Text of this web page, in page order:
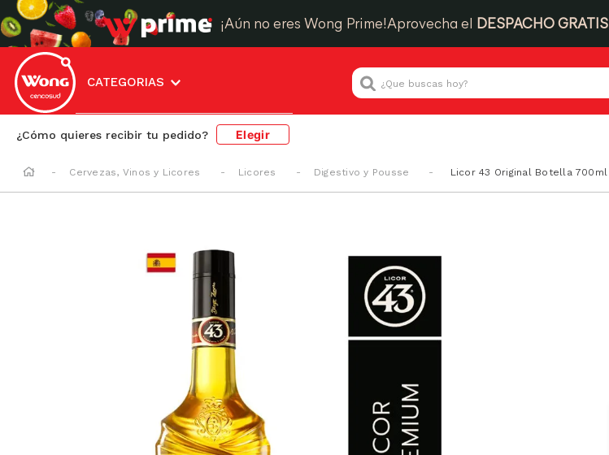
¡Aún no eres Wong Prime!Aprovecha el DESPACHO GRATIS
CATEGORIAS
¿Que buscas hoy?
¿Cómo quieres recibir tu pedido? Elegir
Cervezas, Vinos y Licores Licores Digestivo y Pousse Licor 43 Original Botella 700ml